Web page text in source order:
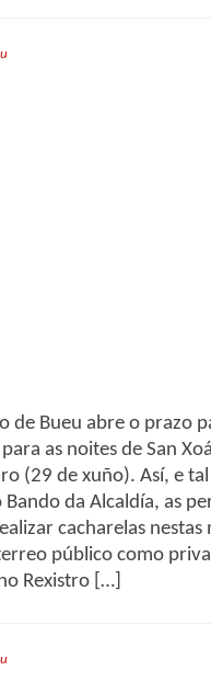
de Bueu abre o prazo
as noites de San
(29 de xuño). Así, e
Bando da Alcaldía, as
cacharelas nestas
público como
Rexistro […]